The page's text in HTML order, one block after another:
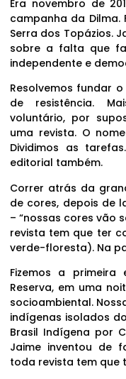
Era novembro de
campanha da Dilma.
Serra dos Topázios.
sobre a falta que
independente e
Resolvemos fundar
de resistência.
voluntário, por
uma revista. O
Dividimos as
editorial também.
Correr atrás da
de cores, depois de
– “nossas cores vão
revista tem que ter
verde-floresta). Na
Fizemos a
Reserva, em uma
socioambiental.
indígenas isolados
Brasil Indígena por
Jaime inventou de
toda revista tem que